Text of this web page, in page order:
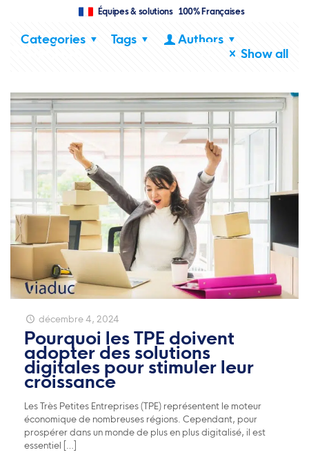
Équipes & solutions 100% Françaises
Categories Tags
Authors
Show all
décembre 4, 2024
Pourquoi les TPE doivent
adopter des solutions
digitales pour stimuler leur
croissance
Les Très Petites Entreprises (TPE) représentent le moteur
économique de nombreuses régions. Cependant, pour
prospérer dans un monde de plus en plus digitalisé, il est
essentiel […]